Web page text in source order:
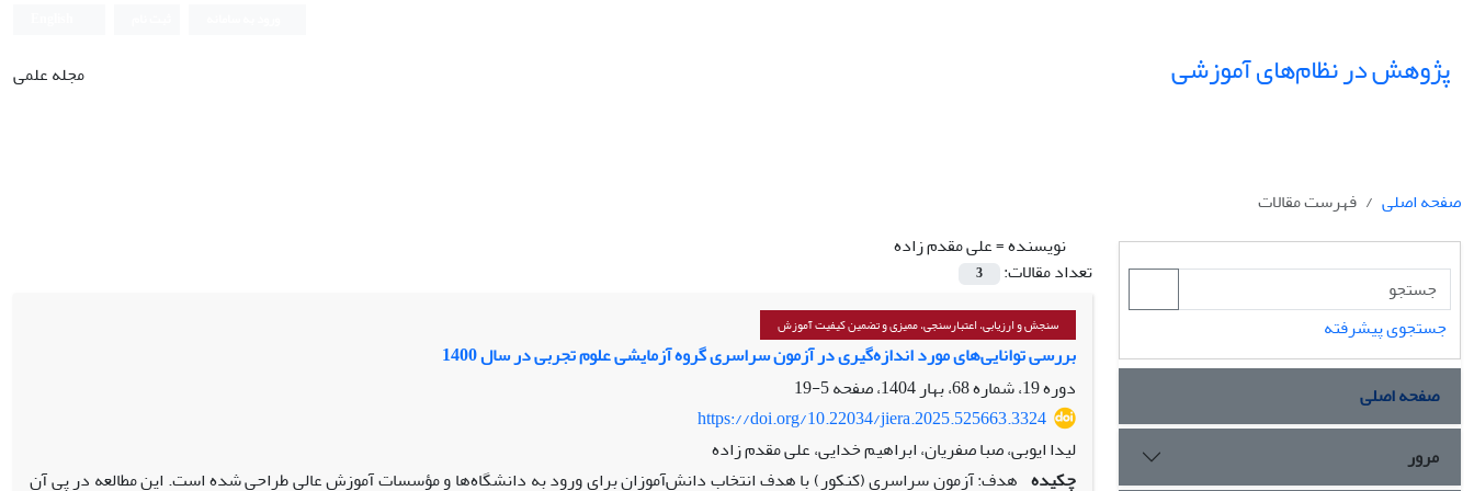
پژوهش در نظام‌های آموزشی مجله علمی
صفحه اصلی
فهرست مقالات
نویسنده =علی مقدم زاده
تعداد مقالات:
3
سنجش و ارزیابی، اعتبارسنجی، ممیزی و تضمین کیفیت آموزش
بررسی توانایی‌های مورد اندازه‌گیری در آزمون سراسری گروه آزمایشی علوم تجربی در سال 1400
دوره 19، شماره 68، بهار 1404، صفحه
5-19
https://doi.org/10.22034/jiera.2025.525663.3324
لیدا ایوبی، صبا صفریان، ابراهیم خدایی، علی مقدم زاده
چکیده هدف: آزمون سراسری (کنکور) با هدف انتخاب دانش‌آموزان برای ورود به دانشگاه‌ها و مؤسسات آموزش عالی طراحی شده است. این مطالعه در پی آن
جستجوی پیشرفته
صفحه اصلی
مرور